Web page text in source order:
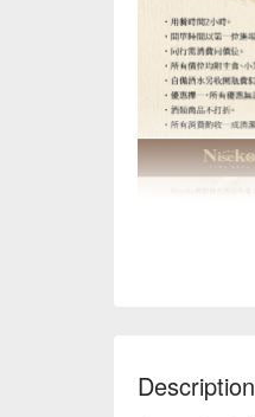
Description